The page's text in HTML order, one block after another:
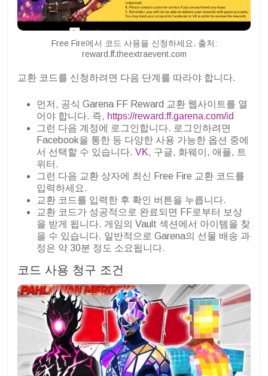
Free Fire에서 코드 사용을 신청하세요. 출처:
reward.ff.theextraevent.com
교환 코드를 신청하려면 다음 단계를 따라야 합니다.
먼저, 공식 Garena FF Reward 교환 웹사이트를 열
어야 합니다. 즉, https://reward.ff.garena.com/id
그런 다음 계정에 로그인합니다. 로그인하려면
Facebook을 통한 등 다양한 사용 가능한 옵션 중에
서 선택할 수 있습니다. VK, 구글, 화웨이, 애플, 트
위터.
그런 다음 교환 상자에 최신 Free Fire 교환 코드를
입력하세요.
교환 코드를 입력한 후 확인 버튼을 누릅니다.
교환 코드가 성공적으로 완료되면 FF로부터 보상
을 받게 됩니다. 게임의 Vault 섹션에서 아이템을 찾
을 수 있습니다. 일반적으로 Garena의 선물 배송 과
정은 약 30분 정도 소요됩니다.
코드 사용 청구 조건